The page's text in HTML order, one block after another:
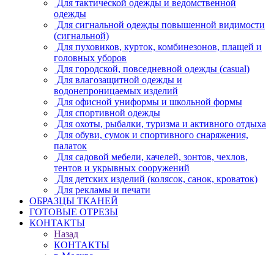
Для тактической одежды и ведомственной
одежды
Для сигнальной одежды повышенной видимости
(сигнальной)
Для пуховиков, курток, комбинезонов, плащей и
головных уборов
Для городской, повседневной одежды (casual)
Для влагозащитной одежды и
водонепроницаемых изделий
Для офисной униформы и школьной формы
Для спортивной одежды
Для охоты, рыбалки, туризма и активного отдыха
Для обуви, сумок и спортивного снаряжения,
палаток
Для садовой мебели, качелей, зонтов, чехлов,
тентов и укрывных сооружений
Для детских изделий (колясок, санок, кроваток)
Для рекламы и печати
ОБРАЗЦЫ ТКАНЕЙ
ГОТОВЫЕ ОТРЕЗЫ
КОНТАКТЫ
Назад
КОНТАКТЫ